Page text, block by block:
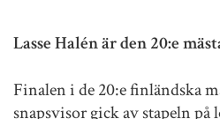
Lasse Halén är den 20:e
Finalen i de 20:e finländska
snapsvisor gick av stapeln på